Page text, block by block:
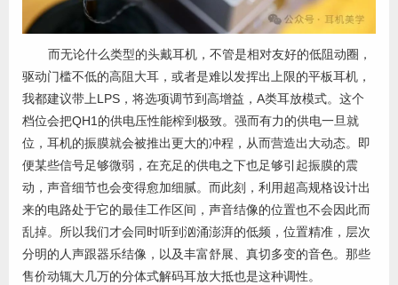
而无论什么类型的头戴耳机，不管是相对友好的低阻动圈，
驱动门槛不低的高阻大耳，或者是难以发挥出上限的平板耳机，
我都建议带上LPS，将选项调节到高增益，A类耳放模式。这个
档位会把QH1的供电压性能榨到极致。强而有力的供电一旦就
位，耳机的振膜就会被推出更大的冲程，从而营造出大动态。即
便某些信号足够微弱，在充足的供电之下也足够引起振膜的震
动，声音细节也会变得愈加细腻。而此刻，利用超高规格设计出
来的电路处于它的最佳工作区间，声音结像的位置也不会因此而
乱掉。所以我们才会同时听到汹涌澎湃的低频，位置精准，层次
分明的人声跟器乐结像，以及丰富舒展、真切多变的音色。那些
售价动辄大几万的分体式解码耳放大抵也是这种调性。